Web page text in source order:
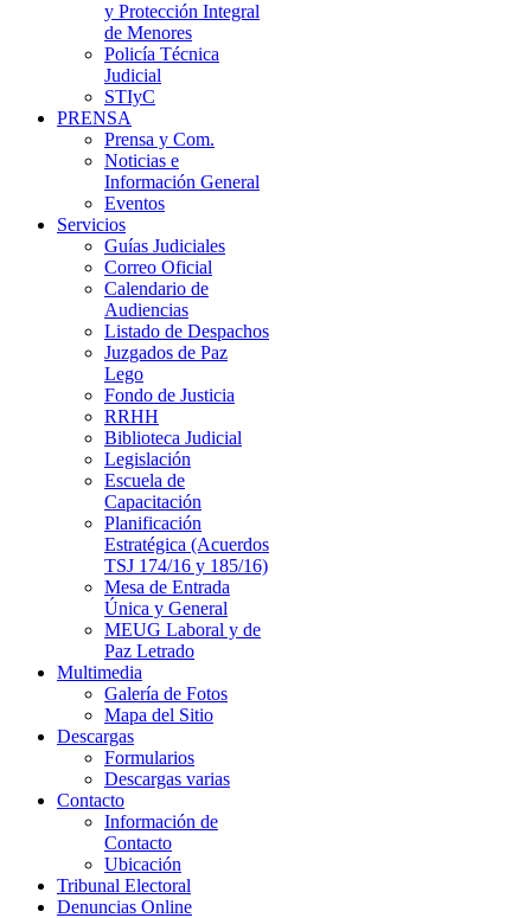
y Protección Integral
de Menores
Policía Técnica
Judicial
STIyC
PRENSA
Prensa y Com.
Noticias e
Información General
Eventos
Servicios
Guías Judiciales
Correo Oficial
Calendario de
Audiencias
Listado de Despachos
Juzgados de Paz
Lego
Fondo de Justicia
RRHH
Biblioteca Judicial
Legislación
Escuela de
Capacitación
Planificación
Estratégica (Acuerdos
TSJ 174/16 y 185/16)
Mesa de Entrada
Única y General
MEUG Laboral y de
Paz Letrado
Multimedia
Galería de Fotos
Mapa del Sitio
Descargas
Formularios
Descargas varias
Contacto
Información de
Contacto
Ubicación
Tribunal Electoral
Denuncias Online